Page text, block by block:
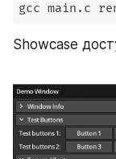
gcc main.c
Showcase